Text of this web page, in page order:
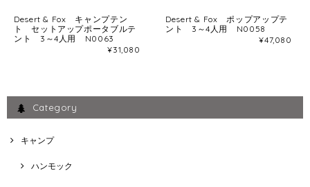
Desert & Fox キャンプテン
ト セットアップポータブルテ
ント 3～4人用 N0063
¥31,080
Desert & Fox ポップアップテ
ント 3～4人用 N0058
¥47,080
Category
キャンプ
ハンモック